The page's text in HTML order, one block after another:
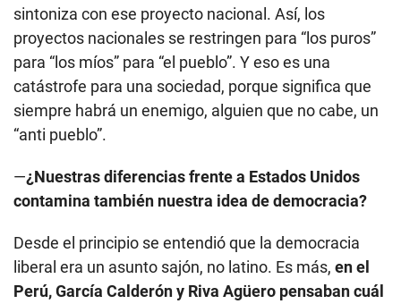
sintoniza con ese proyecto nacional. Así, los
proyectos nacionales se restringen para “los puros”
para “los míos” para “el pueblo”. Y eso es una
catástrofe para una sociedad, porque significa que
siempre habrá un enemigo, alguien que no cabe, un
“anti pueblo”.
—¿Nuestras diferencias frente a Estados Unidos
contamina también nuestra idea de democracia?
Desde el principio se entendió que la democracia
liberal era un asunto sajón, no latino. Es más, en el
Perú, García Calderón y Riva Agüero pensaban cuál